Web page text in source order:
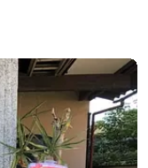
休日をお過ごし下さい